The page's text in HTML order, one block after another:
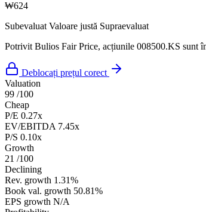
₩624
Subevaluat Valoare justă Supraevaluat
Potrivit Bulios Fair Price, acțiunile 008500.KS sunt
Deblocați prețul corect
Valuation
99 /100
Cheap
P/E 0.27x
EV/EBITDA 7.45x
P/S 0.10x
Growth
21 /100
Declining
Rev. growth 1.31%
Book val. growth 50.81%
EPS growth N/A